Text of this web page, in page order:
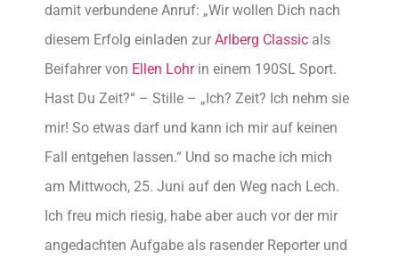
damit verbundene Anruf: „Wir wollen Dich nach
diesem Erfolg einladen zur Arlberg Classic als
Beifahrer von Ellen Lohrin einem 190SL Sport.
Hast Du Zeit?“ – Stille – „Ich? Zeit? Ich nehm sie
mir! So etwas darf und kann ich mir auf keinen
Fall entgehen lassen.“ Und so mache ich mich
am Mittwoch, 25. Juni auf den Weg nach Lech.
Ich freu mich riesig, habe aber auch vor der mir
angedachten Aufgabe als rasender Reporter und